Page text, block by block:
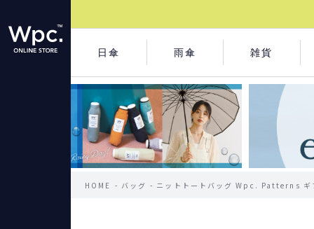
日傘 雨傘 雑貨
HOME バッグ ニットトートバッグ Wpc. Patterns ギ